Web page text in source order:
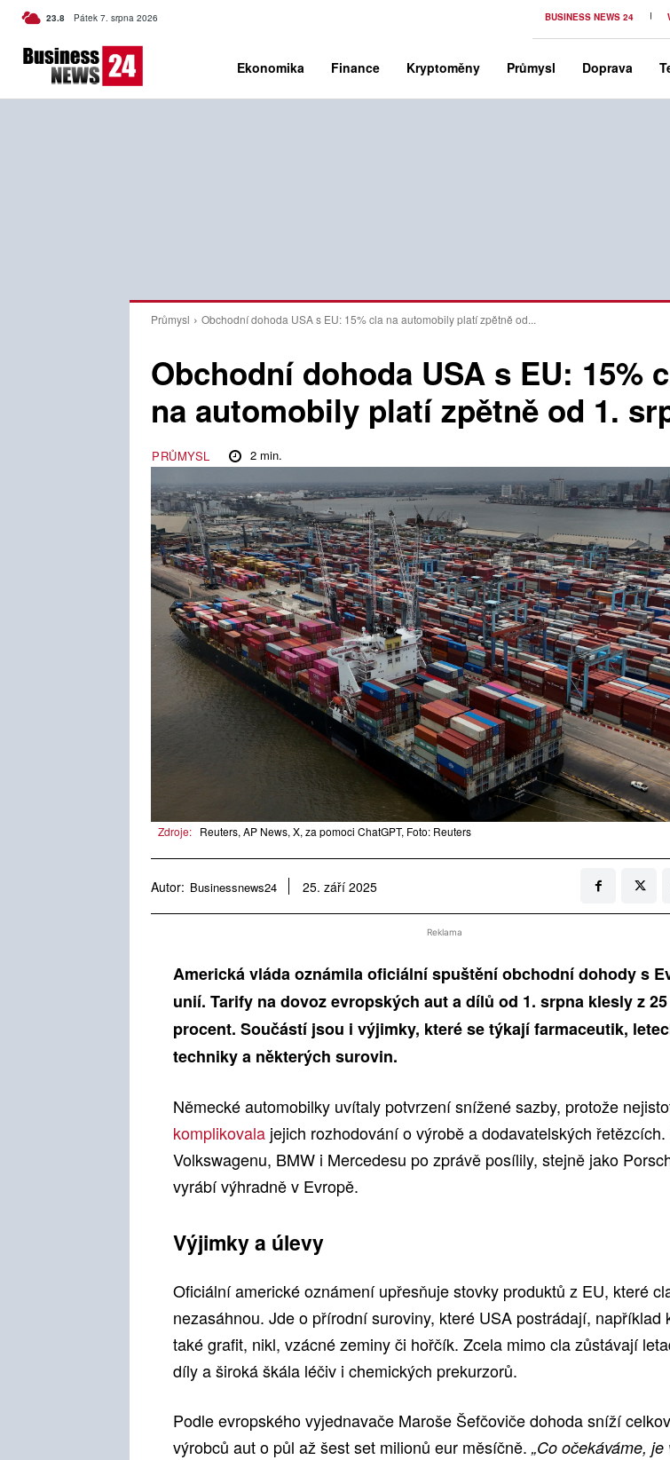
23.8 C Czech
Pátek 7. srpna 2026 BUSINESS NEWS 24
Ekonomika Finance Kryptoměny Průmysl Doprava
Průmysl Obchodní dohoda USA s EU: 15% cla na automobily platí zpětně od...
Obchodní dohoda USA s EU: 15%
na automobily platí zpětně od 1.
PRŮMYSL 2min.
Zdroje: Reuters, AP News, X, za pomoci ChatGPT, Foto: Reuters
Autor: Businessnews24 25. září 2025
Reklama
Americká vláda oznámila oficiální spuštění obchodní dohody s
unií. Tarify na dovoz evropských aut a dílů od 1. srpna klesly z
procent. Součástí jsou i výjimky, které se týkají farmaceutik,
techniky a některých surovin.
Německé automobilky uvítaly potvrzení snížené sazby, protože
komplikovala jejich rozhodování o výrobě a dodavatelských
Volkswagenu, BMW i Mercedesu po zprávě posílily, stejně jako
vyrábí výhradně v Evropě.
Výjimky a úlevy
Oficiální americké oznámení upřesňuje stovky produktů z EU, které
nezasáhnou. Jde o přírodní suroviny, které USA postrádají, například
také grafit, nikl, vzácné zeminy či hořčík. Zcela mimo cla zůstávají
díly a široká škála léčiv i chemických prekurzorů.
Podle evropského vyjednavače Maroše Šefčoviče dohoda sníží
výrobců aut o půl až šest set milionů eur měsíčně. „Co očekáváme,